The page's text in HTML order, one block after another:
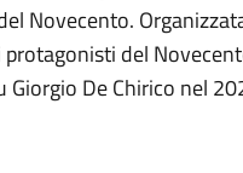
Novecento.
del
Giorgio De Chirico nel